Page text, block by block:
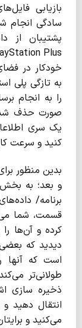
سادگی انجام
پشتیبان از
خودکار در
به تازگی پلی
را به انجام
صورت حذف
یک سری
کنید و سرعت
بدین منظور
و بعد؛ به
برنامه/
قسمت، شما
کرده و آن‌ها
دیدید که بعضی
است که آنها
طولانی‌تر
ذخیره سازی
انتقال دهید و
می‌کنید و